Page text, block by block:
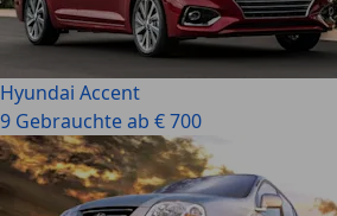
Hyundai Accent
9 Gebrauchte ab € 700